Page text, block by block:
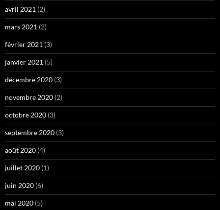
avril 2021 (2)
mars 2021 (2)
février 2021 (3)
janvier 2021 (5)
décembre 2020 (3)
novembre 2020 (2)
octobre 2020 (3)
septembre 2020 (3)
août 2020 (4)
juillet 2020 (1)
juin 2020 (6)
mai 2020 (5)